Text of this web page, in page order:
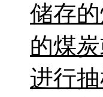
储存
的煤
进行